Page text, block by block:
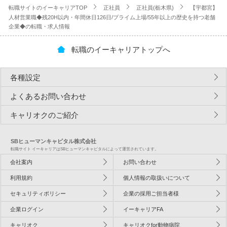
転職サイトのイーキャリアTOP
正社員 正社員(栃木県)
【宇都宮】
人材営業職◆残20H以内・年間休日126日/プライム上場/55年以上の歴史を持つ老舗
企業◆の転職・求人情報
転職のイーキャリアトップへ
各種設定
よくあるお問い合わせ
キャリオクのご紹介
SBヒューマンキャピタル株式会社
転職サイト イーキャリアはSBヒューマンキャピタルによって運営されています。
会社案内 お問い合わせ
利用規約 個人情報の取扱いについて
セキュリティポリシー 企業の採用ご担当者様
企業ログイン イーキャリアFA
キャリオク キャリオクfor動物病院